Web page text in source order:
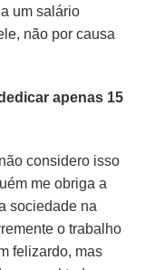
um salário
não por causa
apenas 15
considero isso
me obriga a
sociedade na
o trabalho
felizardo, mas